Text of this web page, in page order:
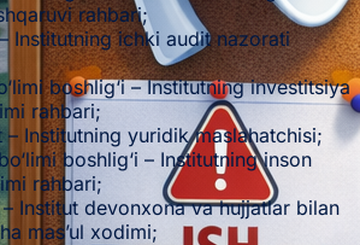
rahbari;
Institutning ichki audit nazorati
boshlig‘i – Institutning investitsiya
rahbari;
– Institutning yuridik maslahatchisi;
boshlig‘i – Institutning inson
rahbari;
Institut devonxona va hujjatlar bilan
mas’ul xodimi;